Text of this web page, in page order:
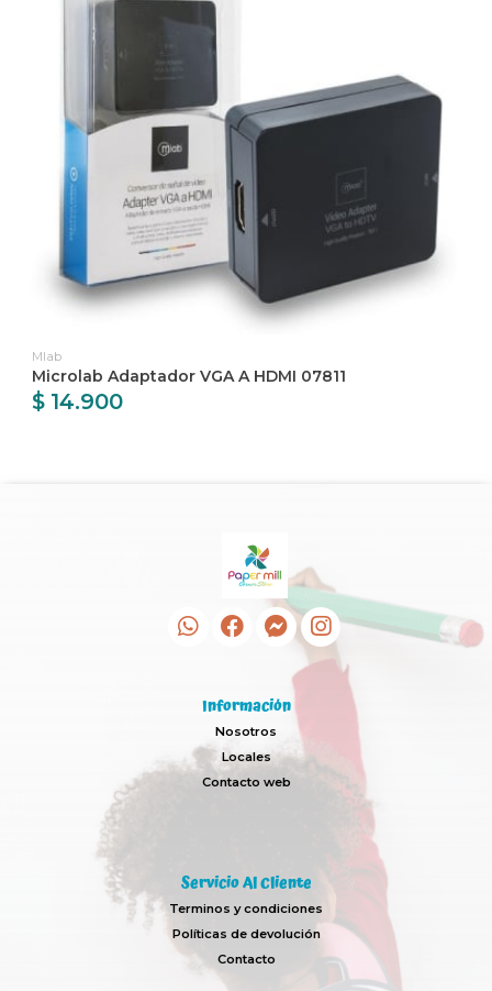
Mlab
Microlab Adaptador VGA A HDMI 07811
$ 14.900
Información
Nosotros
Locales
Contacto web
Servicio Al Cliente
Terminos y condiciones
Políticas de devolución
Contacto